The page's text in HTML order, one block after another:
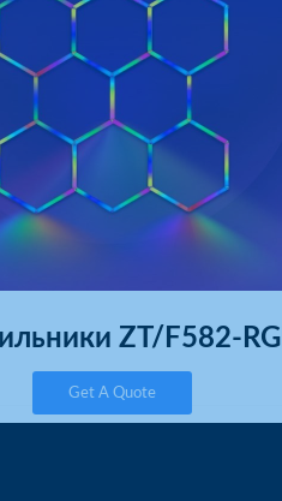
ZT/F582-
Get A Quote